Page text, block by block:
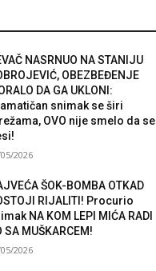
NASRNUO NA STANIJU
OBEZBEĐENJE
DA GA UKLONI:
snimak se širi
OVO nije smelo da se
2026
ŠOK-BOMBA OTKAD
RIJALITI! Procurio
NA KOM LEPI MIĆA RADI
SA MUŠKARCEM!
2026